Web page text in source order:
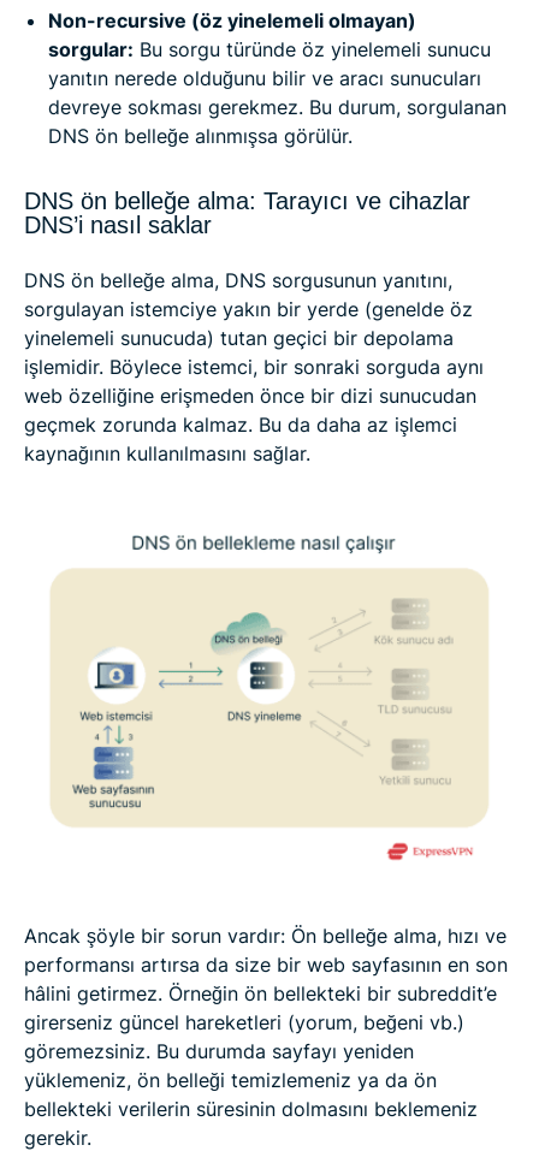
Non-recursive (öz yinelemeli olmayan)
sorgular: Bu sorgu türünde öz yinelemeli sunucu
yanıtın nerede olduğunu bilir ve aracı sunucuları
devreye sokması gerekmez. Bu durum, sorgulanan
DNS ön belleğe alınmışsa görülür.
DNS ön belleğe alma: Tarayıcı ve cihazlar
DNS’i nasıl saklar
DNS ön belleğe alma, DNS sorgusunun yanıtını,
sorgulayan istemciye yakın bir yerde (genelde öz
yinelemeli sunucuda) tutan geçici bir depolama
işlemidir. Böylece istemci, bir sonraki sorguda aynı
web özelliğine erişmeden önce bir dizi sunucudan
geçmek zorunda kalmaz. Bu da daha az işlemci
kaynağının kullanılmasını sağlar.
Ancak şöyle bir sorun vardır: Ön belleğe alma, hızı ve
performansı artırsa da size bir web sayfasının en son
hâlini getirmez. Örneğin ön bellekteki bir subreddit’e
girerseniz güncel hareketleri (yorum, beğeni vb.)
göremezsiniz. Bu durumda sayfayı yeniden
yüklemeniz, ön belleği temizlemeniz ya da ön
bellekteki verilerin süresinin dolmasını beklemeniz
gerekir.